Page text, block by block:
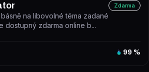
Zdarma
na libovolné téma zadané
dostupný zdarma online b...
99 %